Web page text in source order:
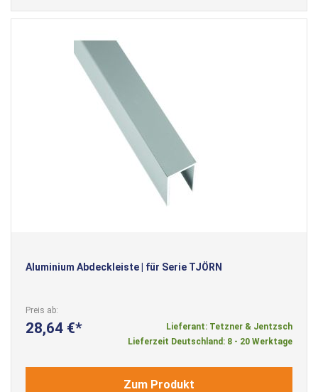
Aluminium Abdeckleiste | für Serie TJÖRN
Preis ab
28,64 €
Lieferant: Tetzner & Jentzsch
Lieferzeit Deutschland: 8 - 20 Werktage
Zum Produkt